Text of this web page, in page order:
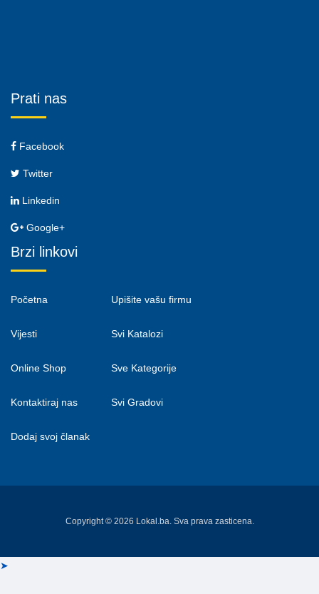
Prati nas
Facebook
Twitter
Linkedin
Google+
Brzi linkovi
Početna
Vijesti
Online Shop
Kontaktiraj nas
Dodaj svoj članak
Upišite vašu firmu
Svi Katalozi
Sve Kategorije
Svi Gradovi
Copyright © 2026 Lokal.ba. Sva prava zasticena.
➤